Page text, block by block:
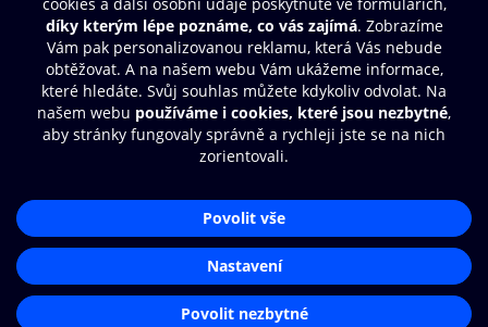
Moje O2 Knihovna
Další zábava
© O2 Czech Republic a.s.
Přístupnost
Zásady zpracování osobních údajů
Nastavení cookies
Aplikace O2 Knihovna
Čti a poslouchej své e-knihy a
audioknihy rychleji a pohodlněji.